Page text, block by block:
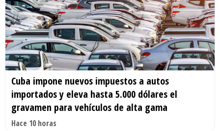
Cuba impone nuevos impuestos a autos
importados y eleva hasta 5.000 dólares el
gravamen para vehículos de alta gama
Hace 10 horas